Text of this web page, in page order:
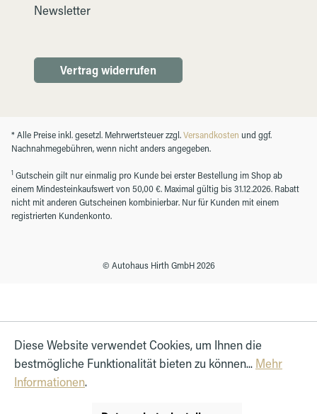
Newsletter
Vertrag widerrufen
* Alle Preise inkl. gesetzl. Mehrwertsteuer zzgl.Versandkosten und ggf.
Nachnahmegebühren, wenn nicht anders angegeben.
1 Gutschein gilt nur einmalig pro Kunde bei erster Bestellung im Shop ab
einem Mindesteinkaufswert von 50,00 €. Maximal gültig bis 31.12.2026. Rabatt
nicht mit anderen Gutscheinen kombinierbar. Nur für Kunden mit einem
registrierten Kundenkonto.
© Autohaus Hirth GmbH 2026
Diese Website verwendet Cookies, um Ihnen die
bestmögliche Funktionalität bieten zu können... Mehr
Informationen.